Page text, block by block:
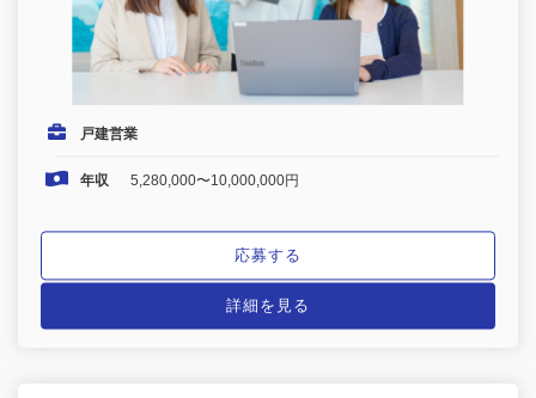
戸建営業
年収 5,280,000〜10,000,000円
応募する
詳細を見る